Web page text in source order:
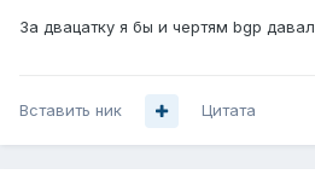
За двацатку я бы и чертям bgp давал
Вставить ник Цитата